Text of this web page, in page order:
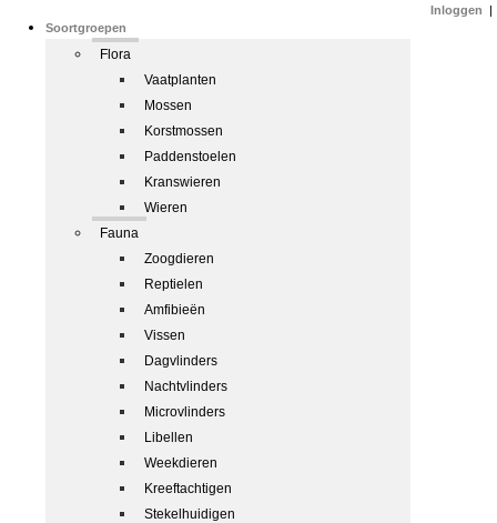
Soortgroepen
Flora
Vaatplanten
Mossen
Korstmossen
Paddenstoelen
Kranswieren
Wieren
Fauna
Zoogdieren
Reptielen
Amfibieën
Vissen
Dagvlinders
Nachtvlinders
Microvlinders
Libellen
Weekdieren
Kreeftachtigen
Stekelhuidigen
Inloggen |